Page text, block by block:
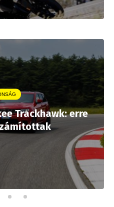
Trackhawk: erre